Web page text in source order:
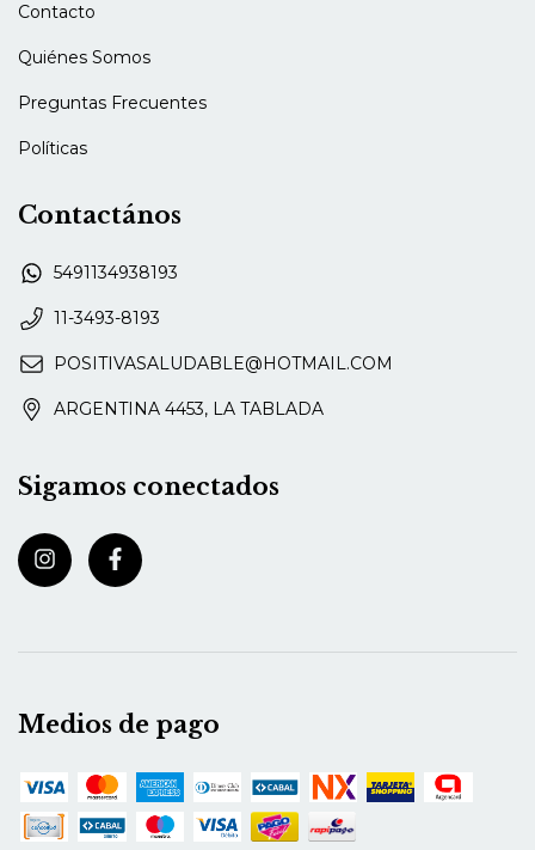
Contacto
Quiénes Somos
Preguntas Frecuentes
Políticas
Contactános
5491134938193
11-3493-8193
POSITIVASALUDABLE@HOTMAIL.COM
ARGENTINA 4453, LA TABLADA
Sigamos conectados
Medios de pago